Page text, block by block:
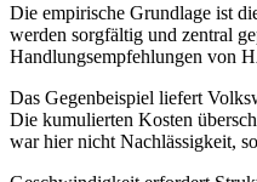
Die empirische Grundlage ist
werden sorgfältig und zentral
Handlungsempfehlungen von
Das Gegenbeispiel liefert
Die kumulierten Kosten
war hier nicht Nachlässigkeit,